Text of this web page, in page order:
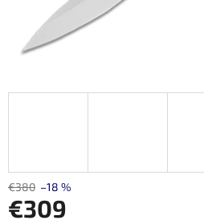
€380 –18 %
€309